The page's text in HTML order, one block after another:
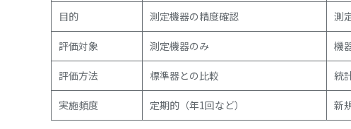
目的 測定機器の精度確認 測
評価対象 測定機器のみ 機
評価方法 標準器との比較 統
実施頻度 定期的（年1回など） 新